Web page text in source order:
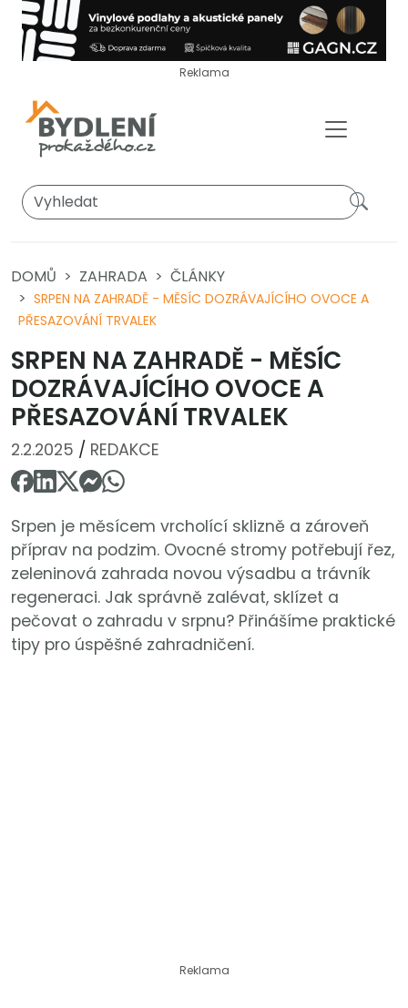
Reklama
DOMŮ ZAHRADA ČLÁNKY
SRPEN NA ZAHRADĚ - MĚSÍC DOZRÁVAJÍCÍHO OVOCE A
PŘESAZOVÁNÍ TRVALEK
SRPEN NA ZAHRADĚ - MĚSÍC
DOZRÁVAJÍCÍHO OVOCE A
PŘESAZOVÁNÍ TRVALEK
2.2.2025 / REDAKCE
Srpen je měsícem vrcholící sklizně a zároveň
příprav na podzim. Ovocné stromy potřebují řez,
zeleninová zahrada novou výsadbu a trávník
regeneraci. Jak správně zalévat, sklízet a
pečovat o zahradu v srpnu? Přinášíme praktické
tipy pro úspěšné zahradničení.
Reklama